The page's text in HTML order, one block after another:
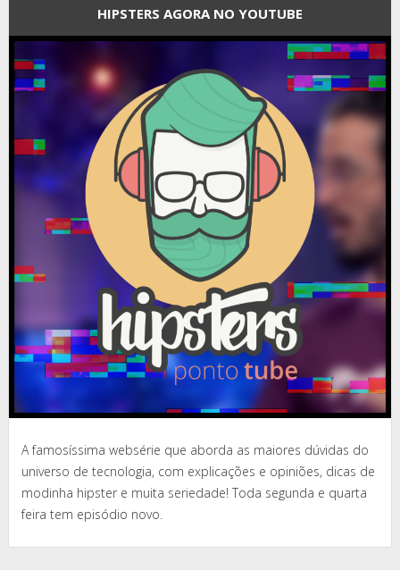
HIPSTERS AGORA NO YOUTUBE
A famosíssima websérie que aborda as maiores dúvidas do
universo de tecnologia, com explicações e opiniões, dicas de
modinha hipster e muita seriedade! Toda segunda e quarta
feira tem episódio novo.